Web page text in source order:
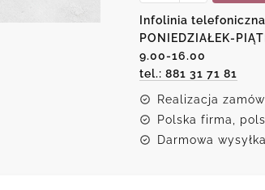
nie
jest
za
późno
na
piękny
uśmiech
Infolinia
PONIEDZIAŁEK-
9.00-16.00
tel.: 881 31 71 81
Realizacja
Polska firma,
Darmowa